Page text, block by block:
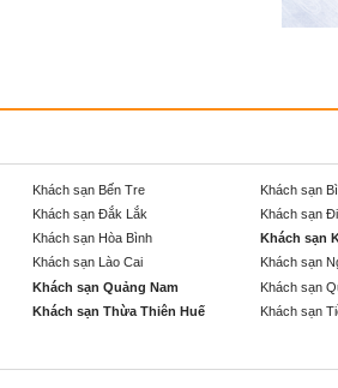
Khách sạn Bến Tre Khách sạn
Khách sạn Đắk Lắk Khách sạn
Khách sạn Hòa Bình Khách sạn
Khách sạn Lào Cai Khách sạn
Khách sạn Quảng Nam Khách sạn
Khách sạn Thừa Thiên Huế Khách sạn